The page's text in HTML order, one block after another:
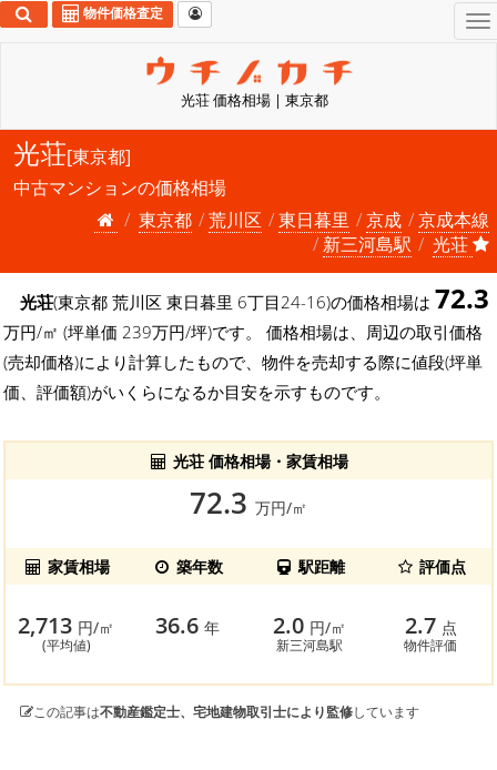
光荘 価格相場 | 東京都
物件価格査定
光荘[東京都]
中古マンションの価格相場
東京都
荒川区 東日暮里 京成
京成本線
新三河島駅
光荘
光荘(東京都 荒川区 東日暮里 6丁目24-16)の価格相場は 72.3
万円/㎡ (坪単価 239万円/坪)です。 価格相場は、周辺の取引価格
(売却価格)により計算したもので、物件を売却する際に値段(坪単
価、評価額)がいくらになるか目安を示すものです。
光荘 価格相場・家賃相場
72.3 万円/㎡
家賃相場 築年数 駅距離 評価点
2,713 円/㎡
(平均値)
36.6年 2.0 円/㎡
新三河島駅
2.7 点
物件評価
この記事は不動産鑑定士、宅地建物取引士により監修しています